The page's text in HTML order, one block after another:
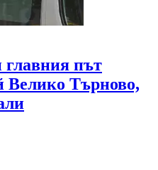
главния път
Велико Търново,